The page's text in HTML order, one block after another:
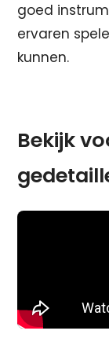
goed
ervaren
kunnen.
Bekijk